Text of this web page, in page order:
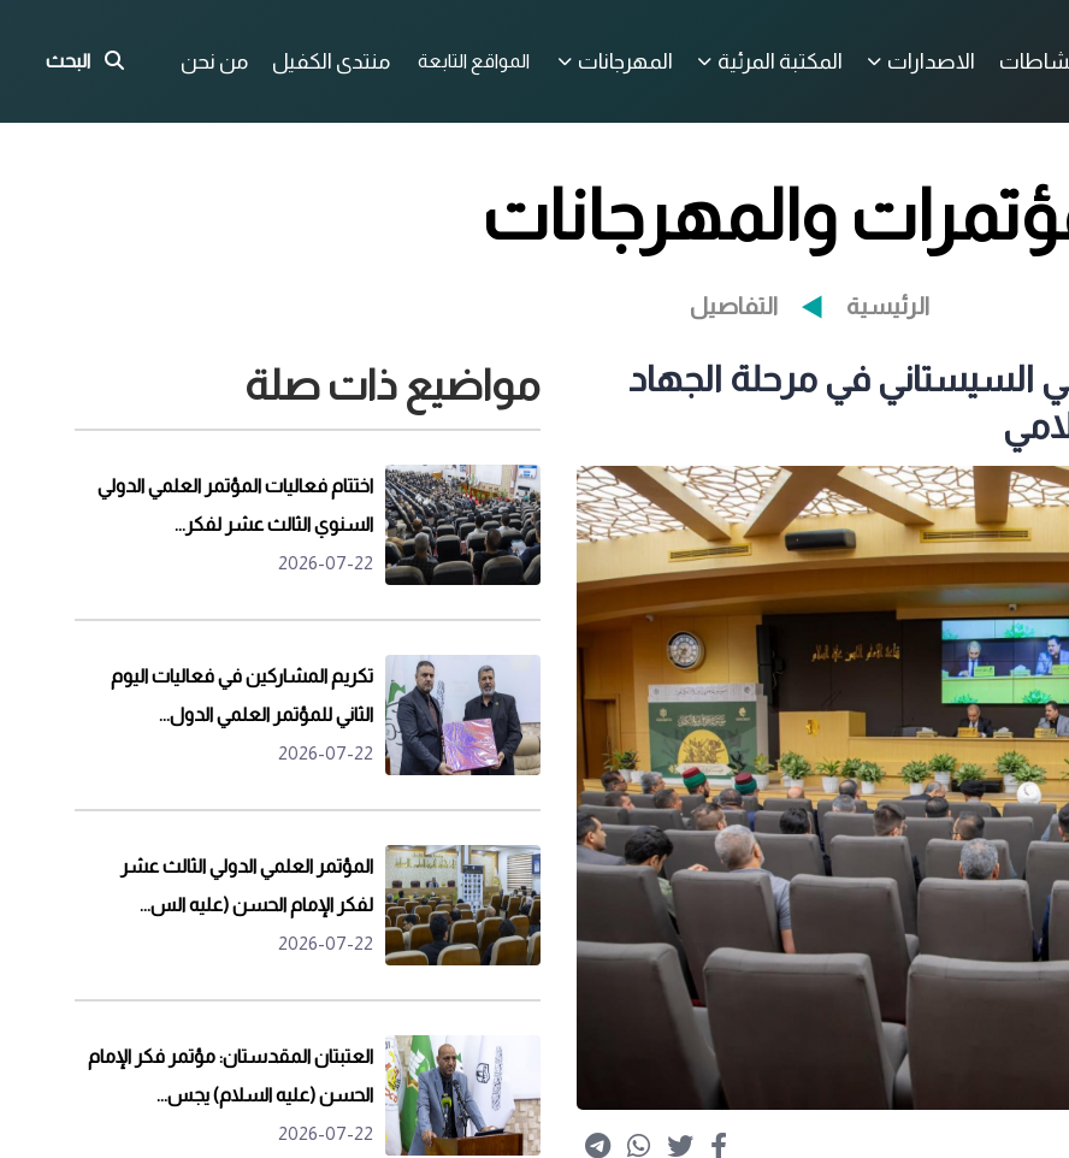
الاصدارات المكتبة المرئية المهرجانات المواقع التابعة منتدى الكفيل من نحن البحث
والمهرجانات
الرئيسية التفاصيل
السيستاني في مرحلة الجهاد
مواضيع ذات صلة
اختتام فعاليات المؤتمر العلمي الدولي
السنوي الثالث عشر لفكر...
2026-07-22
تكريم المشاركين في فعاليات اليوم
الثاني للمؤتمر العلمي الدول...
2026-07-22
المؤتمر العلمي الدولي الثالث عشر
لفكر الإمام الحسن (عليه الس...
2026-07-22
العتبتان المقدستان: مؤتمر فكر الإمام
الحسن (عليه السلام) يجس...
2026-07-22